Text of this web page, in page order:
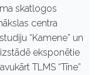
skatlogos
centra
“Kamene” un
izstādē eksponētie
TLMS “Tīne”